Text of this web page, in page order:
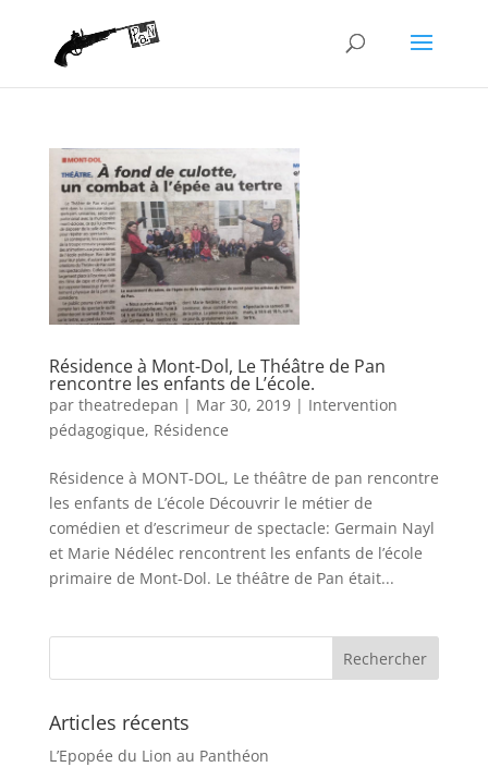
Résidence à Mont-Dol, Le Théâtre de Pan
rencontre les enfants de L’école.
par theatredepan | Mar 30, 2019| Intervention
pédagogique, Résidence
Résidence à MONT-DOL, Le théâtre de pan rencontre
les enfants de L’école Découvrir le métier de
comédien et d’escrimeur de spectacle: Germain Nayl
et Marie Nédélec rencontrent les enfants de l’école
primaire de Mont-Dol. Le théâtre de Pan était...
Articles récents
L’Epopée du Lion au Panthéon